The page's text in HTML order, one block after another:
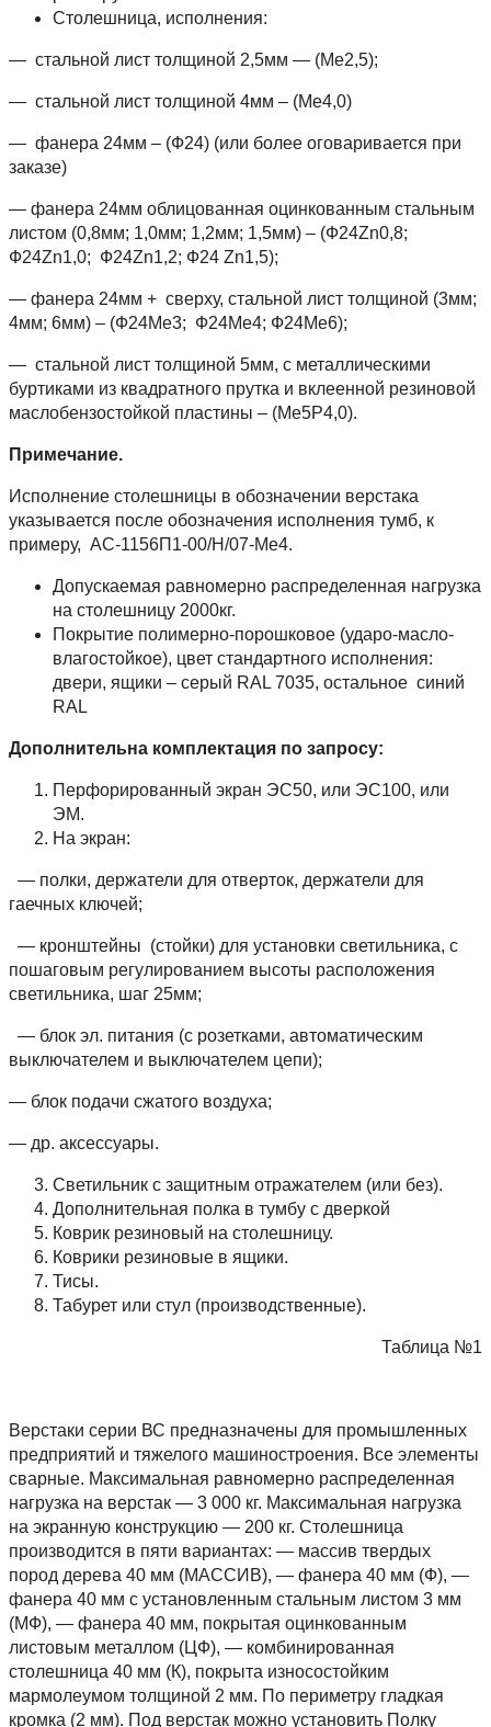
Столешница, исполнения:
— стальной лист толщиной 2,5мм — (Ме2,5);
— стальной лист толщиной 4мм – (Ме4,0)
— фанера 24мм – (Ф24) (или более оговаривается при
заказе)
— фанера 24мм облицованная оцинкованным стальным
листом (0,8мм; 1,0мм; 1,2мм; 1,5мм) – (Ф24Zn0,8;
Ф24Zn1,0; Ф24Zn1,2; Ф24 Zn1,5);
— фанера 24мм + сверху, стальной лист толщиной (3мм;
4мм; 6мм) – (Ф24Ме3; Ф24Ме4; Ф24Ме6);
— стальной лист толщиной 5мм, с металлическими
буртиками из квадратного прутка и вклеенной резиновой
маслобензостойкой пластины – (Ме5Р4,0).
Примечание.
Исполнение столешницы в обозначении верстака
указывается после обозначения исполнения тумб, к
примеру, АС-1156П1-00/Н/07-Ме4.
Допускаемая равномерно распределенная нагрузка
на столешницу 2000кг.
Покрытие полимерно-порошковое (ударо-масло-
влагостойкое), цвет стандартного исполнения:
двери, ящики – серый RAL 7035, остальное синий
RAL
Дополнительна комплектация по запросу:
Перфорированный экран ЭС50, или ЭС100, или
ЭМ.
На экран:
— полки, держатели для отверток, держатели для
гаечных ключей;
— кронштейны (стойки) для установки светильника, с
пошаговым регулированием высоты расположения
светильника, шаг 25мм;
— блок эл. питания (с розетками, автоматическим
выключателем и выключателем цепи);
— блок подачи сжатого воздуха;
— др. аксессуары.
Светильник с защитным отражателем (или без).
Дополнительная полка в тумбу с дверкой
Коврик резиновый на столешницу.
Коврики резиновые в ящики.
Тисы.
Табурет или стул (производственные).
Таблица №1
Верстаки серии ВС предназначены для промышленных
предприятий и тяжелого машиностроения. Все элементы
сварные. Максимальная равномерно распределенная
нагрузка на верстак — 3 000 кг. Максимальная нагрузка
на экранную конструкцию — 200 кг. Столешница
производится в пяти вариантах: — массив твердых
пород дерева 40 мм (МАССИВ), — фанера 40 мм (Ф), —
фанера 40 мм с установленным стальным листом 3 мм
(МФ), — фанера 40 мм, покрытая оцинкованным
листовым металлом (ЦФ), — комбинированная
столешница 40 мм (К), покрыта износостойким
мармолеумом толщиной 2 мм. По периметру гладкая
кромка (2 мм). Под верстак можно установить Полку